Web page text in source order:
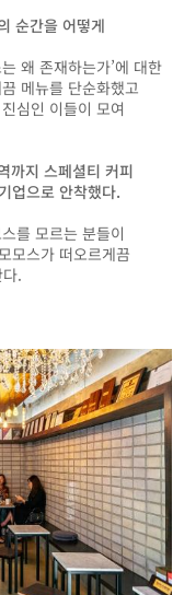
순간을 어떻게
왜 존재하는가’에 대한
메뉴를 단순화했고
심인 이들이 모여
까지 스페셜티 커피
업으로 안착했다.
를 모르는 분들이
모스가 떠오르게끔
.